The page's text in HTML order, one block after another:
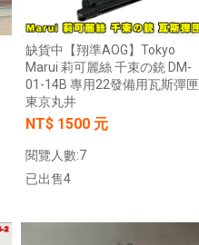
缺貨中【翔準AOG】Tokyo
Marui 莉可麗絲 千束の銃 DM-
01-14B 專用22發備用瓦斯彈匣
東京丸井
NT$ 1500 元
閱覽人數:7
已出售4